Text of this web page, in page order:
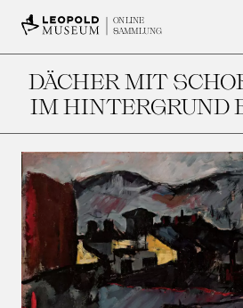
ONLINE
SAMMLUNG
DÄCHER MIT
IM HINTERGRUND